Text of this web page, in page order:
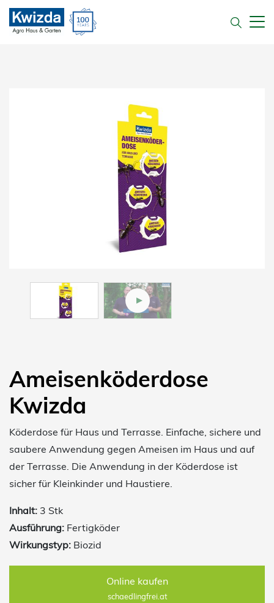
Ameisenköderdose
Kwizda
Köderdose für Haus und Terrasse. Einfache, sichere und
saubere Anwendung gegen Ameisen im Haus und auf
der Terrasse. Die Anwendung in der Köderdose ist
sicher für Kleinkinder und Haustiere.
Inhalt: 3 Stk
Ausführung: Fertigköder
Wirkungstyp: Biozid
Online kaufen
schaedlingfrei.at